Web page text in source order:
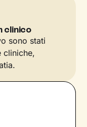
clinico
sono stati
cliniche,